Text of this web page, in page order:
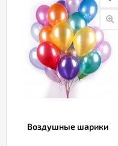
Воздушные шарики